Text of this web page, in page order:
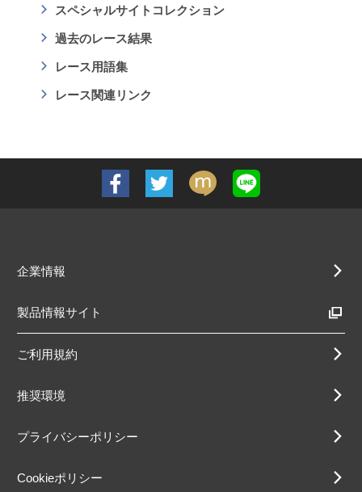
スペシャルサイトコレクション
過去のレース結果
レース用語集
レース関連リンク
企業情報
製品情報サイト
ご利用規約
推奨環境
プライバシーポリシー
Cookieポリシー